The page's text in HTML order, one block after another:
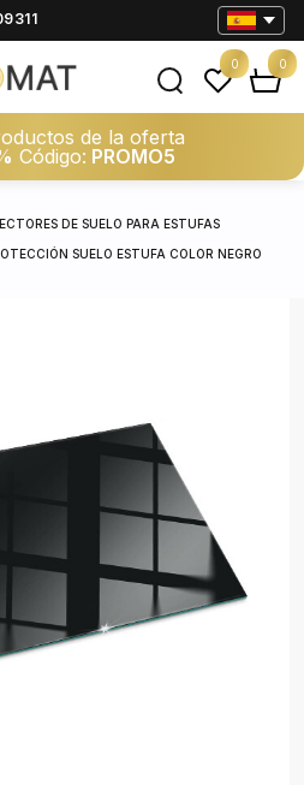
de la oferta
Código: PROMO5
0 0
DE SUELO PARA ESTUFAS
SUELO ESTUFA COLOR NEGRO